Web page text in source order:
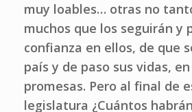
muy loables… otras no
muchos que los seguirán y
confianza en ellos, de que
país y de paso sus vidas,
promesas. Pero al final de
legislatura ¿Cuántos